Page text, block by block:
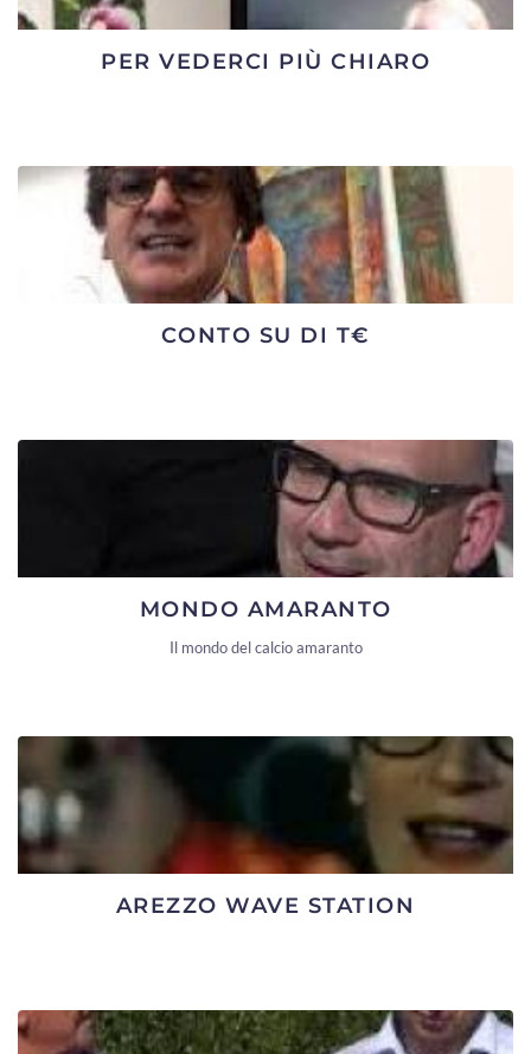
PER VEDERCI PIÙ CHIARO
CONTO SU DI T€
MONDO AMARANTO
Il mondo del calcio amaranto
AREZZO WAVE STATION